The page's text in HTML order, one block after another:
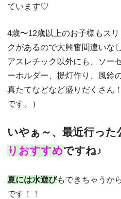
ています♡
4歳〜12歳以上のお⼦様もス
クがあるので大興奮間違いな
アスレチック以外にも、ソー
ーホルダー、提灯作り、風鈴
真たてなどなど盛りだくさん
です。）
いやぁ～、最近行った
り おすすめですね♪
夏には水遊びもできちゃうか
です！！